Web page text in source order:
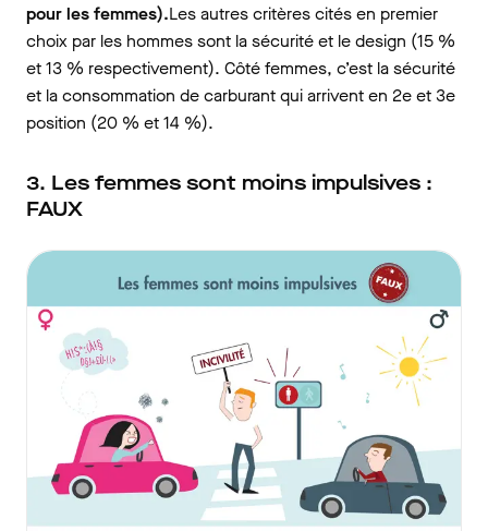
pour les femmes).Les autres critères cités en premier
choix par les hommes sont la sécurité et le design (15 %
et 13 % respectivement). Côté femmes, c’est la sécurité
et la consommation de carburant qui arrivent en 2e et 3e
position (20 % et 14 %).
3. Les femmes sont moins impulsives :
FAUX